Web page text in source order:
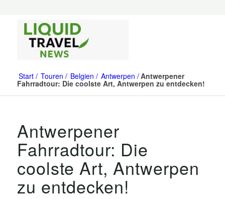
Start Touren Belgien Antwerpen Antwerpener
Fahrradtour: Die coolste Art, Antwerpen zu entdecken!
Antwerpener
Fahrradtour: Die
coolste Art, Antwerpen
zu entdecken!